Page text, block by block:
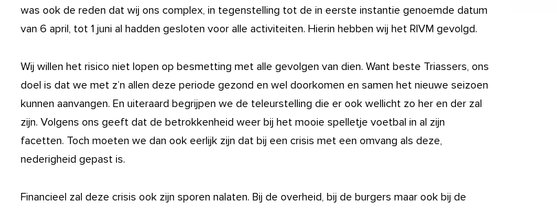
was ook de reden dat wij ons complex, in tegenstelling tot de in eerste instantie genoemde datum
van 6 april, tot 1 juni al hadden gesloten voor alle activiteiten. Hierin hebben wij het RIVM gevolgd.
Wij willen het risico niet lopen op besmetting met alle gevolgen van dien. Want beste Triassers, ons
doel is dat we met z’n allen deze periode gezond en wel doorkomen en samen het nieuwe seizoen
kunnen aanvangen. En uiteraard begrijpen we de teleurstelling die er ook wellicht zo her en der zal
zijn. Volgens ons geeft dat de betrokkenheid weer bij het mooie spelletje voetbal in al zijn
facetten. Toch moeten we dan ook eerlijk zijn dat bij een crisis met een omvang als deze,
nederigheid gepast is.
Financieel zal deze crisis ook zijn sporen nalaten. Bij de overheid, bij de burgers maar ook bij de